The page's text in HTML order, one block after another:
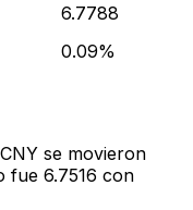
6.7788
0.09%
se movieron
fue 6.7516 con